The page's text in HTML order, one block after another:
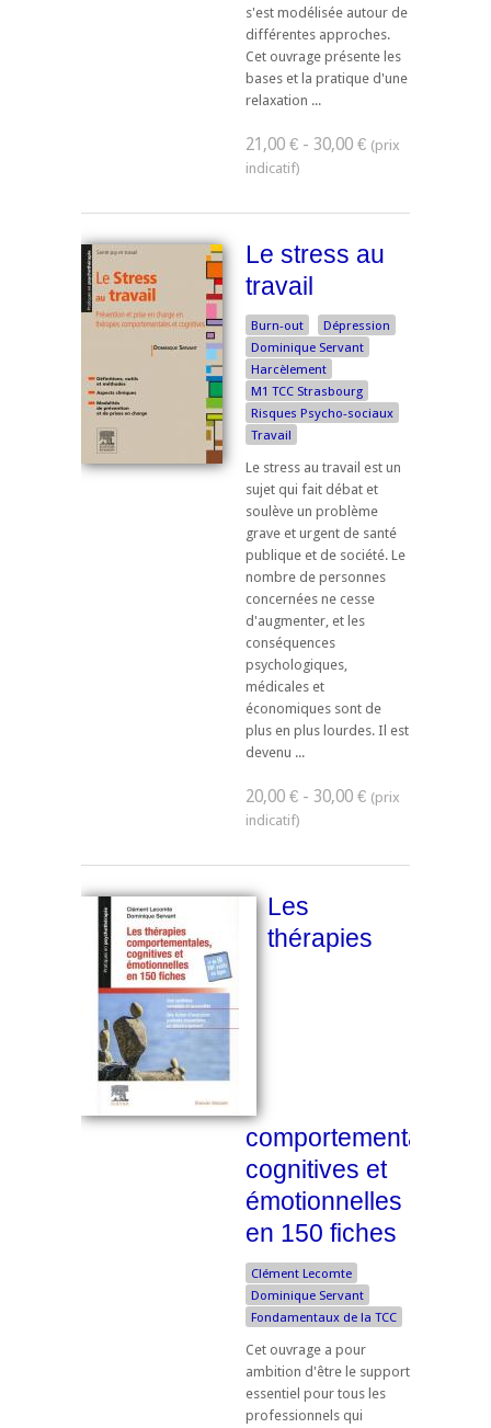
s'est modélisée autour de
différentes approches.
Cet ouvrage présente les
bases et la pratique d'une
relaxation ...
21,00 € - 30,00 €
Le stress au
travail
Burn-out
Dépression
Dominique Servant
Harcèlement
M1 TCC Strasbourg
Risques Psycho-sociaux
Travail
Le stress au travail est un
sujet qui fait débat et
soulève un problème
grave et urgent de santé
publique et de société. Le
nombre de personnes
concernées ne cesse
d'augmenter, et les
conséquences
psychologiques,
médicales et
économiques sont de
plus en plus lourdes. Il est
devenu ...
20,00 € - 30,00 €
Les
thérapies
comportementales,
cognitives et
émotionnelles
en 150 fiches
Clément Lecomte
Dominique Servant
Fondamentaux de la TCC
Cet ouvrage a pour
ambition d'être le support
essentiel pour tous les
professionnels qui